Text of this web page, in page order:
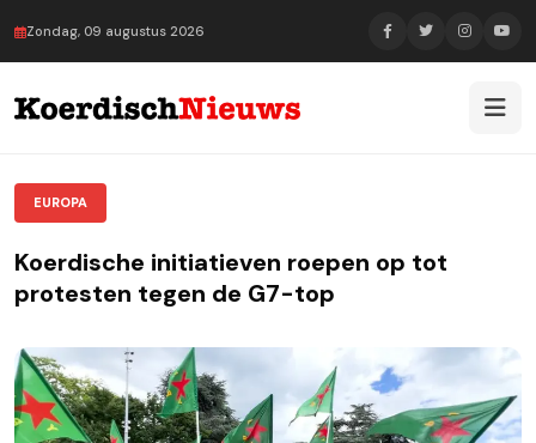
Zondag, 09 augustus 2026
EUROPA
Koerdische initiatieven roepen op tot
protesten tegen de G7-top